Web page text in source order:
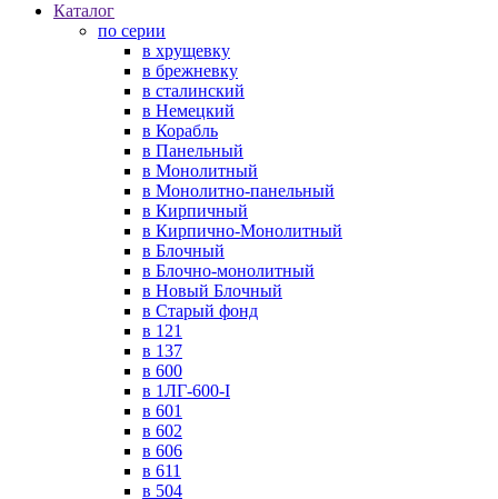
Каталог
по серии
в хрущевку
в брежневку
в сталинский
в Немецкий
в Корабль
в Панельный
в Монолитный
в Монолитно-панельный
в Кирпичный
в Кирпично-Монолитный
в Блочный
в Блочно-монолитный
в Новый Блочный
в Старый фонд
в 121
в 137
в 600
в 1ЛГ-600-I
в 601
в 602
в 606
в 611
в 504